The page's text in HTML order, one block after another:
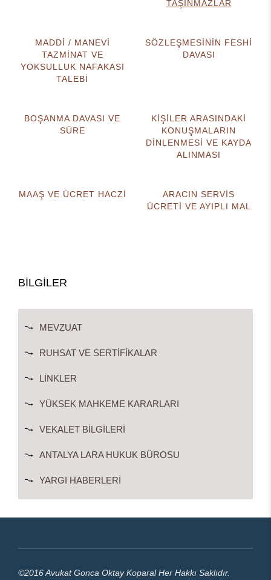
TAŞINMAZLAR
MADDİ / MANEVİ
TAZMİNAT VE
YOKSULLUK NAFAKASI
TALEBİ
SÖZLEŞMESİNİN FESHİ
DAVASI
BOŞANMA DAVASI VE
SÜRE
KİŞİLER ARASINDAKİ
KONUŞMALARIN
DİNLENMESİ VE KAYDA
ALINMASI
MAAŞ VE ÜCRET HACZİ
ARACIN SERVİS
ÜCRETİ VE AYIPLI MAL
BİLGİLER
MEVZUAT
RUHSAT VE SERTIFIKALAR
LINKLER
YÜKSEK MAHKEME KARARLARI
VEKALET BILGILERI
ANTALYA LARA HUKUK BÜROSU
YARGI HABERLERI
©2016 Avukat Gonca Oktay Koparal Her Hakkı Saklıdır.